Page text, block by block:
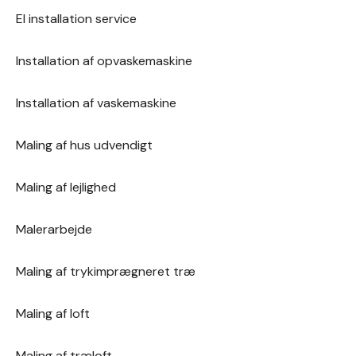
overfladerne forbliver i god stand.
El installation service
Installation af opvaskemaskine
Installation af vaskemaskine
Maling af hus udvendigt
Maling af lejlighed
Malerarbejde
Maling af trykimprægneret træ
Maling af loft